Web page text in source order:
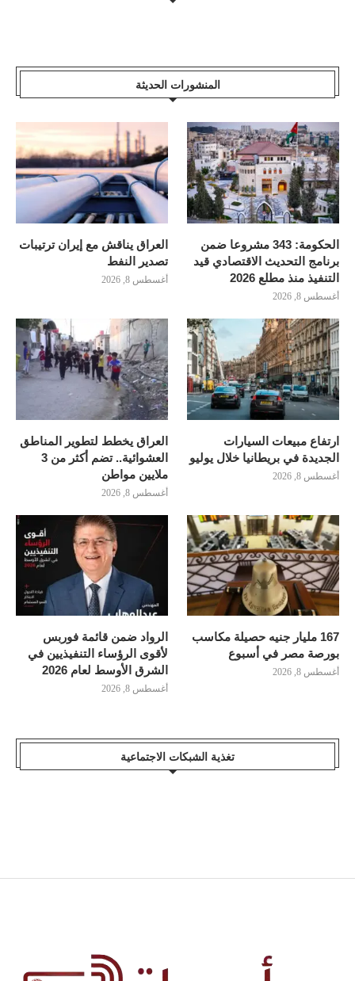
المنشورات الحديثة
الحكومة: 343 مشروعا ضمن
برنامج التحديث الاقتصادي قيد
التنفيذ منذ مطلع 2026
أغسطس 8, 2026
العراق يناقش مع إيران ترتيبات
تصدير النفط
أغسطس 8, 2026
ارتفاع مبيعات السيارات
الجديدة في بريطانيا خلال يوليو
أغسطس 8, 2026
العراق يخطط لتطوير المناطق
العشوائية.. تضم أكثر من 3
ملايين مواطن
أغسطس 8, 2026
167 مليار جنيه حصيلة مكاسب
بورصة مصر في أسبوع
أغسطس 8, 2026
الرواد ضمن قائمة فوربس
لأقوى الرؤساء التنفيذيين في
الشرق الأوسط لعام 2026
أغسطس 8, 2026
تغذية الشبكات الاجتماعية